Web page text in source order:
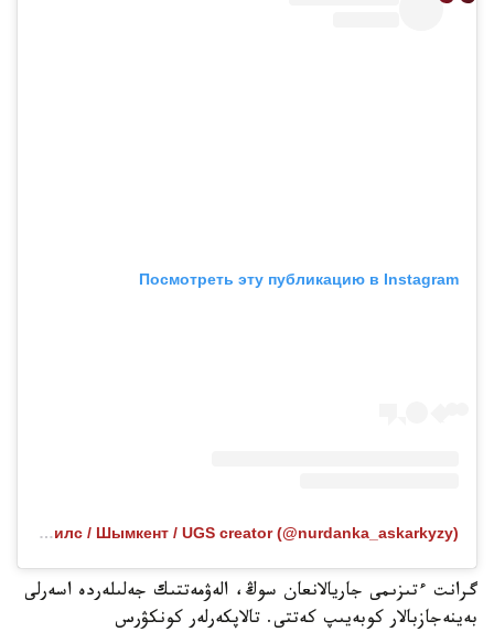
Посмотреть эту публикацию в Instagram
Публикация от SMM / Рилс / Шымкент / UGS creator (@nurdanka_askarkyzy)
گرانت ءتىزىمى جاريالانعان سوڭ، الەۋمەتتىك جەلىلەردە اسەرلى
بەينەجازبالار كوبەيىپ كەتتى. تالاپكەرلەر كونكۋرس